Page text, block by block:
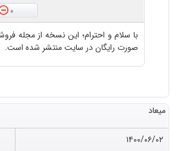
0
با سلام و احترام؛ این نسخه از مجله
صورت رایگان در سایت منتشر شده است.
میعاد
۱۴۰۰/۰۶/۰۲